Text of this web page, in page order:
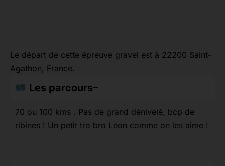
Le départ de cette épreuve gravel est à 22200 Saint-
Agathon, France.
Les parcours
70 ou 100 kms . Pas de grand dénivelé, bcp de
ribines ! Un petit tro bro Léon comme on les aime !